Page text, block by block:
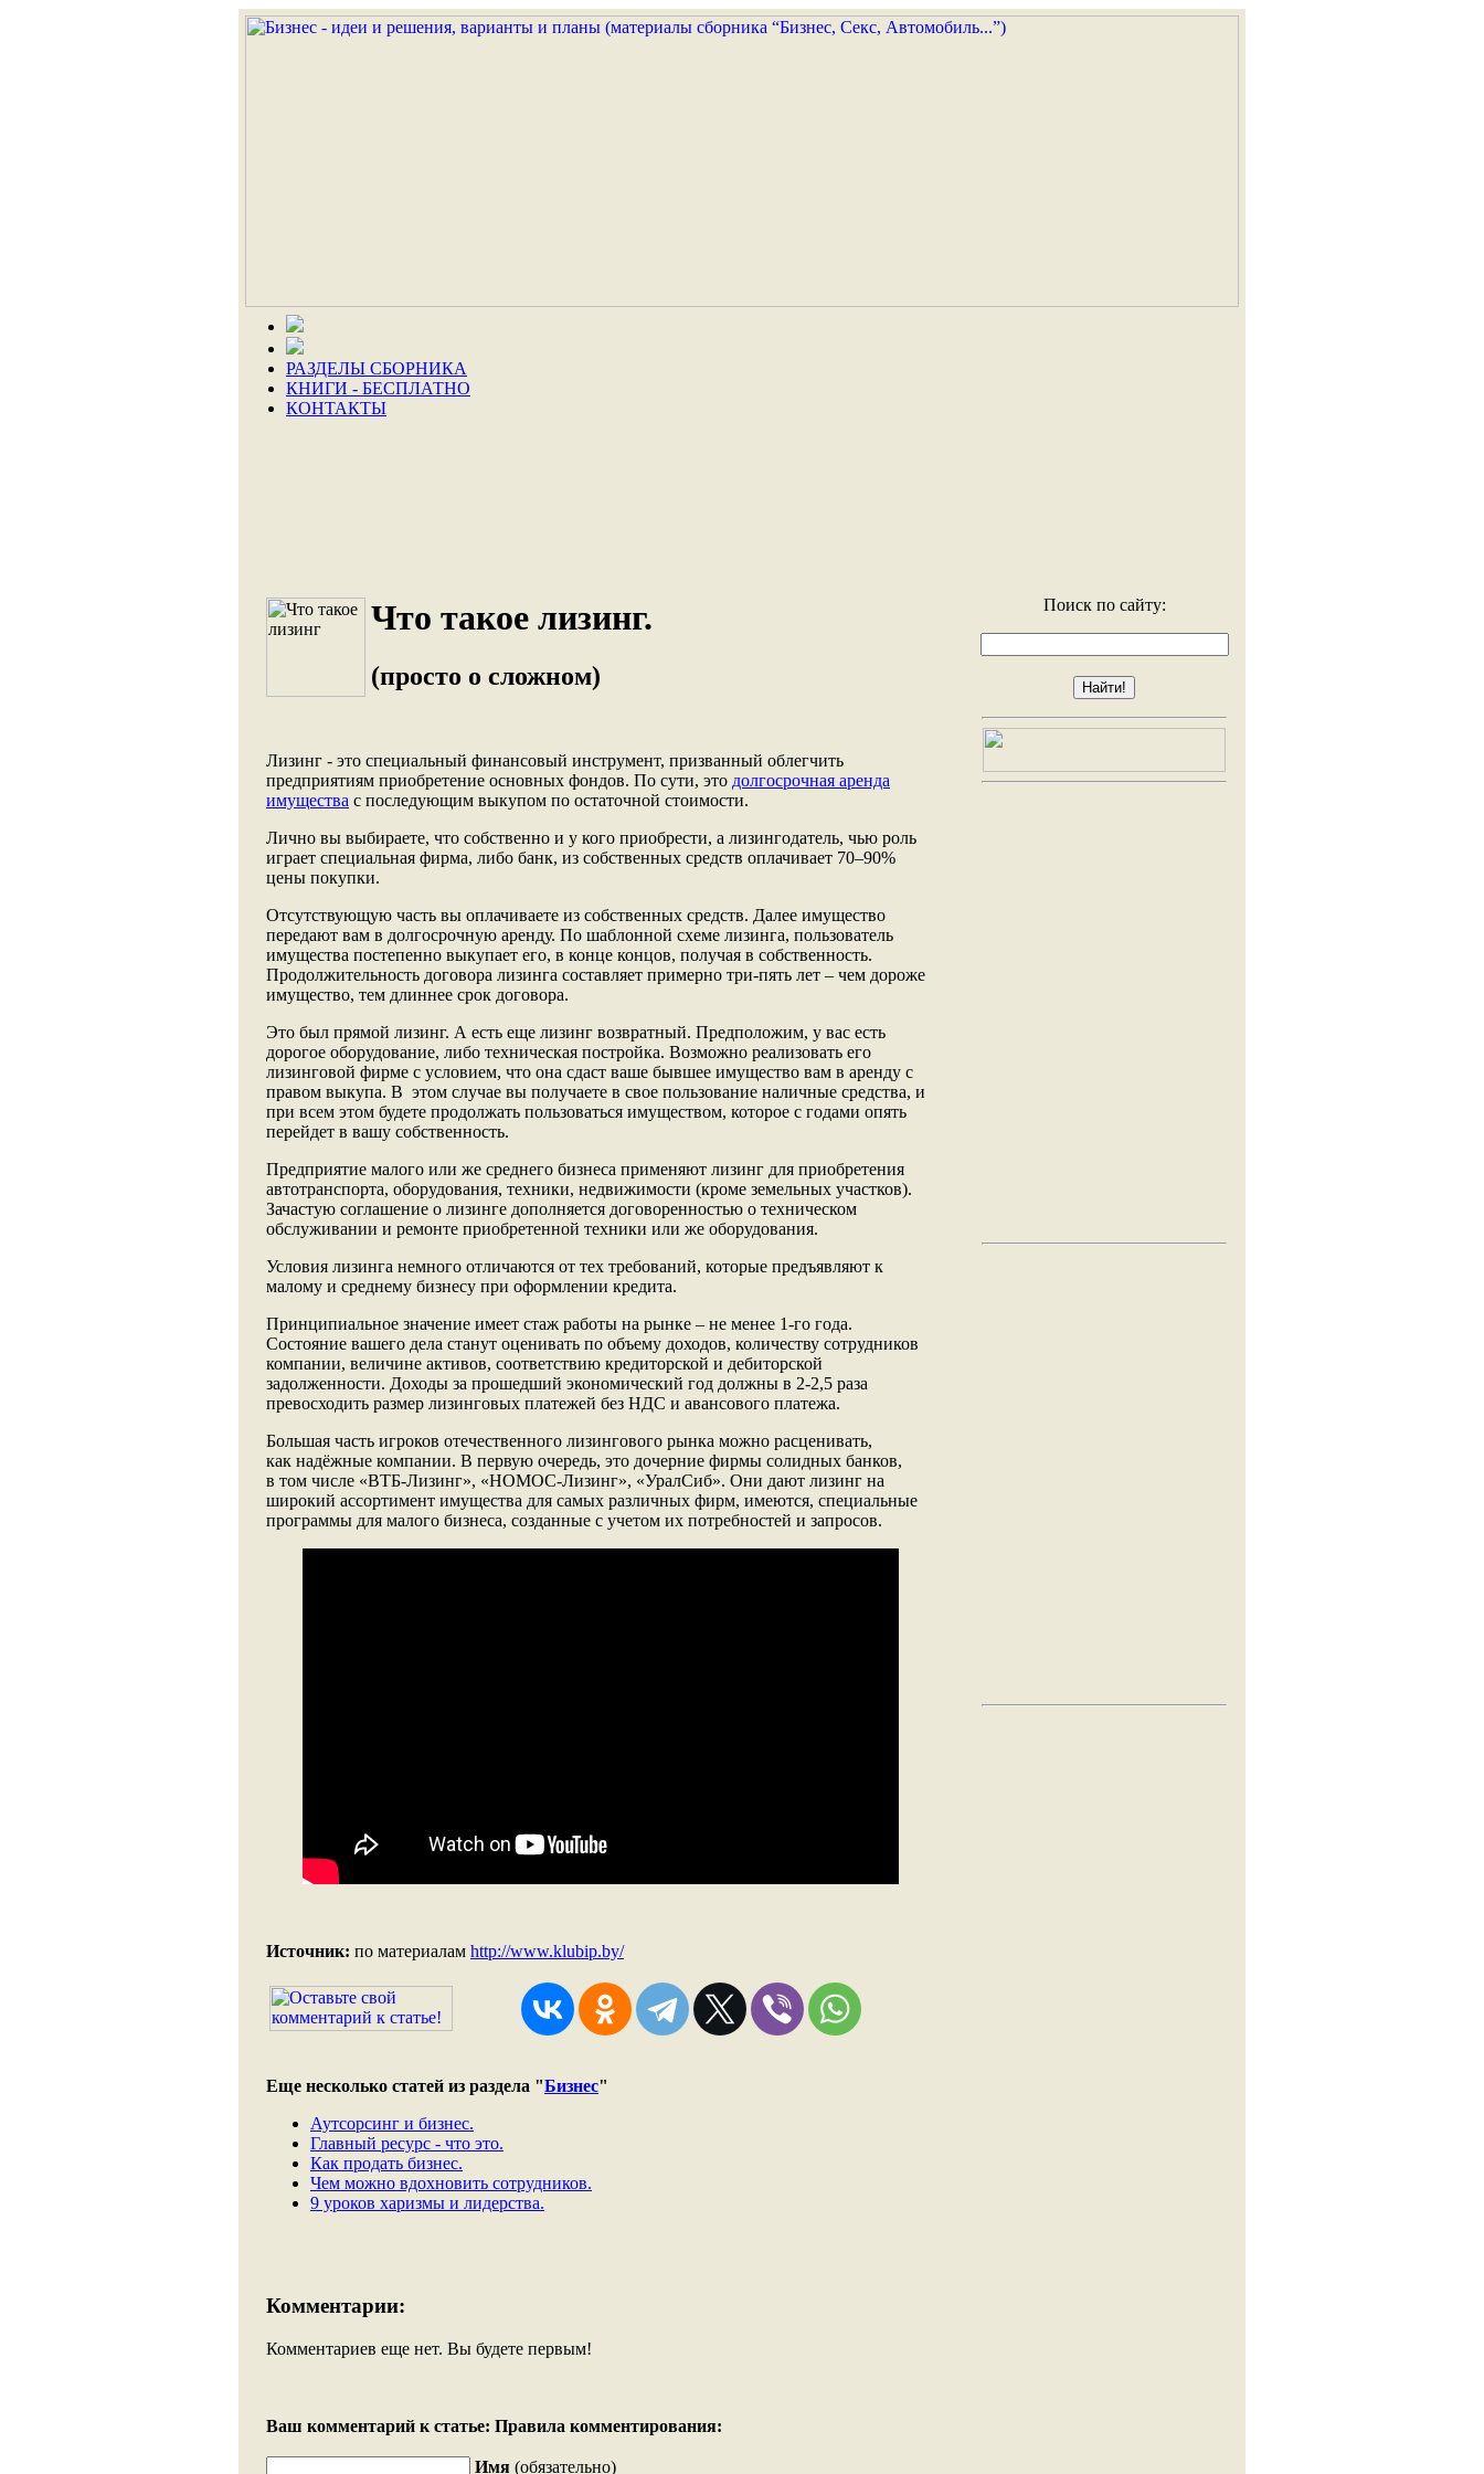
РАЗДЕЛЫ СБОРНИКА
КНИГИ - БЕСПЛАТНО
КОНТАКТЫ
Что такое лизинг.
(просто о сложном)
Лизинг - это специальный финансовый инструмент, призванный облегчить
предприятиям приобретение основных фондов. По сути, это долгосрочная аренда
имущества с последующим выкупом по остаточной стоимости.
Лично вы выбираете, что собственно и у кого приобрести, а лизингодатель, чью роль
играет специальная фирма, либо банк, из собственных средств оплачивает 70–90%
цены покупки.
Отсутствующую часть вы оплачиваете из собственных средств. Далее имущество
передают вам в долгосрочную аренду. По шаблонной схеме лизинга, пользователь
имущества постепенно выкупает его, в конце концов, получая в собственность.
Продолжительность договора лизинга составляет примерно три-пять лет – чем дороже
имущество, тем длиннее срок договора.
Это был прямой лизинг. А есть еще лизинг возвратный. Предположим, у вас есть
дорогое оборудование, либо техническая постройка. Возможно реализовать его
лизинговой фирме с условием, что она сдаст ваше бывшее имущество вам в аренду с
правом выкупа. В этом случае вы получаете в свое пользование наличные средства, и
при всем этом будете продолжать пользоваться имуществом, которое с годами опять
перейдет в вашу собственность.
Предприятие малого или же среднего бизнеса применяют лизинг для приобретения
автотранспорта, оборудования, техники, недвижимости (кроме земельных участков).
Зачастую соглашение о лизинге дополняется договоренностью о техническом
обслуживании и ремонте приобретенной техники или же оборудования.
Условия лизинга немного отличаются от тех требований, которые предъявляют к
малому и среднему бизнесу при оформлении кредита.
Принципиальное значение имеет стаж работы на рынке – не менее 1-го года.
Состояние вашего дела станут оценивать по объему доходов, количеству сотрудников
компании, величине активов, соответствию кредиторской и дебиторской
задолженности. Доходы за прошедший экономический год должны в 2-2,5 раза
превосходить размер лизинговых платежей без НДС и авансового платежа.
Большая часть игроков отечественного лизингового рынка можно расценивать,
как надёжные компании. В первую очередь, это дочерние фирмы солидных банков,
в том числе «ВТБ-Лизинг», «НОМОС-Лизинг», «УралСиб». Они дают лизинг на
широкий ассортимент имущества для самых различных фирм, имеются, специальные
программы для малого бизнеса, созданные с учетом их потребностей и запросов.
Источник: по материалам http://www.klubip.by/
Еще несколько статей из раздела "Бизнес"
Аутсорсинг и бизнес.
Главный ресурс - что это.
Как продать бизнес.
Чем можно вдохновить сотрудников.
9 уроков харизмы и лидерства.
Комментарии:
Комментариев еще нет. Вы будете первым!
Ваш комментарий к статье: Правила комментирования:
Имя (обязательно)
Поиск по сайту: